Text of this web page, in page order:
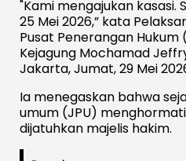
"Kami mengajukan kasasi.
25 Mei 2026,” kata
Pusat Penerangan
Kejagung Mochamad
Jakarta, Jumat, 29 Mei
Ia menegaskan bahwa
umum (JPU)
dijatuhkan majelis hakim.